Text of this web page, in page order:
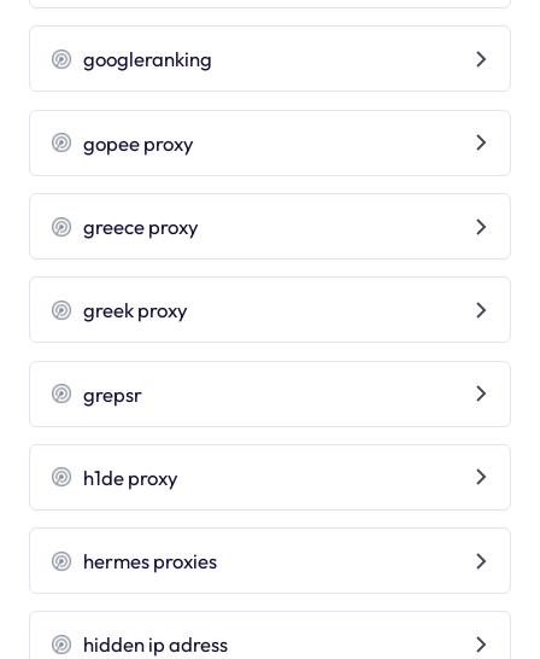
googleranking
gopee proxy
greece proxy
greek proxy
grepsr
h1de proxy
hermes proxies
hidden ip adress